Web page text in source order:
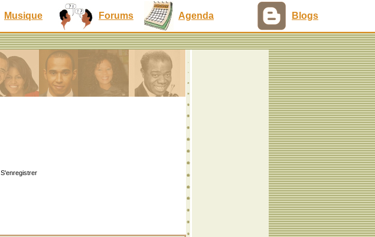
Musique Forums Agenda Blogs
S'enregistrer